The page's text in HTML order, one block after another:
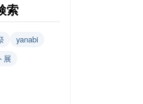
索
yanabi
展